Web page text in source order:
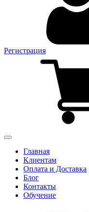
Регистрация
Главная
Клиентам
Оплата и Доставка
Блог
Контакты
Обучение